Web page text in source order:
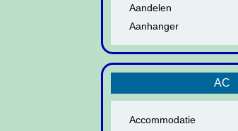
Aandelen
Aanhanger
AC
Accommodatie